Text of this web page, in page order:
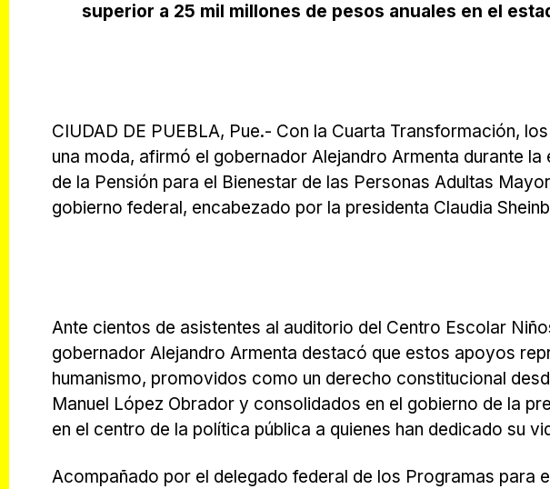
superior a 25 mil millones de pesos anuales en el
CIUDAD DE PUEBLA, Pue.- Con la Cuarta Transformación,
una moda, afirmó el gobernador Alejandro Armenta durante
de la Pensión para el Bienestar de las Personas Adultas
gobierno federal, encabezado por la presidenta Claudia
Ante cientos de asistentes al auditorio del Centro Escolar
gobernador Alejandro Armenta destacó que estos apoyos
humanismo, promovidos como un derecho constitucional
Manuel López Obrador y consolidados en el gobierno de la
en el centro de la política pública a quienes han dedicado su
Acompañado por el delegado federal de los Programas para